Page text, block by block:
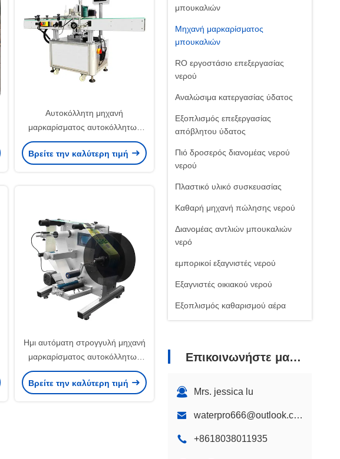
μπουκαλιών
Μηχανή μαρκαρίσματος
μπουκαλιών
RO εργοστάσιο επεξεργασίας
νερού
Αναλώσιμα κατεργασίας ύδατος
Εξοπλισμός επεξεργασίας
απόβλητου ύδατος
Πιό δροσερός διανομέας νερού
νερού
Πλαστικό υλικό συσκευασίας
Καθαρή μηχανή πώλησης νερού
Διανομέας αντλιών μπουκαλιών
νερό
εμπορικοί εξαγνιστές νερού
Εξαγνιστές οικιακού νερού
Εξοπλισμός καθαρισμού αέρα
Επικοινωνήστε μαζί μας
Mrs. jessica lu
waterpro666@outlook.com
+8618038011935
Αυτοκόλλητη μηχανή
μαρκαρίσματος αυτοκόλλητων
ετικεττών ακρίβειας για
Erlenmeyer τη φιάλη γύρω από
Βρείτε την καλύτερη τιμή
Ημι αυτόματη στρογγυλή μηχανή
μαρκαρίσματος αυτοκόλλητων
ετικεττών μπουκαλιών με την
οθόνη αφής
Βρείτε την καλύτερη τιμή